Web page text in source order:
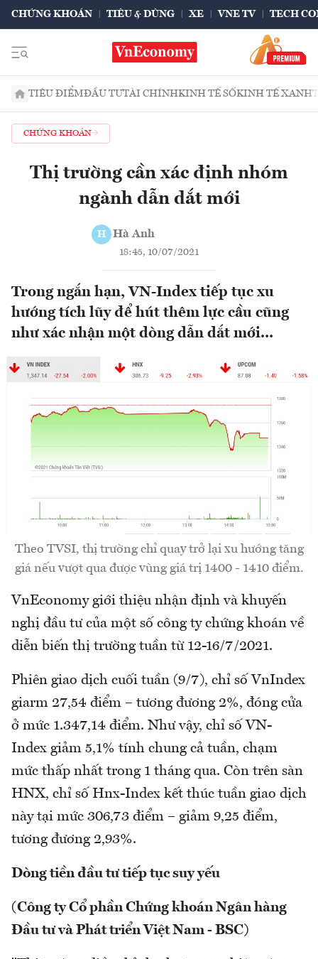
CHỨNG KHOÁN TIÊU & DÙNG XE VNE TV TECH
TIÊU ĐIỂMĐẦU TƯTÀI CHÍNHKINH TẾ SỐKINH TẾ XANH
CHỨNG KHOÁN
Thị trường cần xác định nhóm
ngành dẫn dắt mới
H Hà Anh
18:45, 10/07/2021
Trong ngắn hạn, VN-Index tiếp tục xu
hướng tích lũy để hút thêm lực cầu cũng
như xác nhận một dòng dẫn dắt mới...
Theo TVSI, thị trường chỉ quay trở lại xu hướng tăng
giá nếu vượt qua được vùng giá trị 1400 - 1410 điểm.
VnEconomy giới thiệu nhận định và khuyến
nghị đầu tư của một số công ty chứng khoán về
diễn biến thị trường tuần từ 12-16/7/2021.
Phiên giao dịch cuối tuần (9/7), chỉ số VnIndex
giarm 27,54 điểm – tương đương 2%, đóng cửa
ở mức 1.347,14 điểm. Như vậy, chỉ số VN-
Index giảm 5,1% tính chung cả tuần, chạm
mức thấp nhất trong 1 tháng qua. Còn trên sàn
HNX, chỉ số Hnx-Index kết thúc tuần giao dịch
này tại mức 306,73 điểm – giảm 9,25 điểm,
tương đương 2,93%.
Dòng tiền đầu tư tiếp tục suy yếu
(Công ty Cổ phần Chứng khoán Ngân hàng
Đầu tư và Phát triển Việt Nam - BSC)